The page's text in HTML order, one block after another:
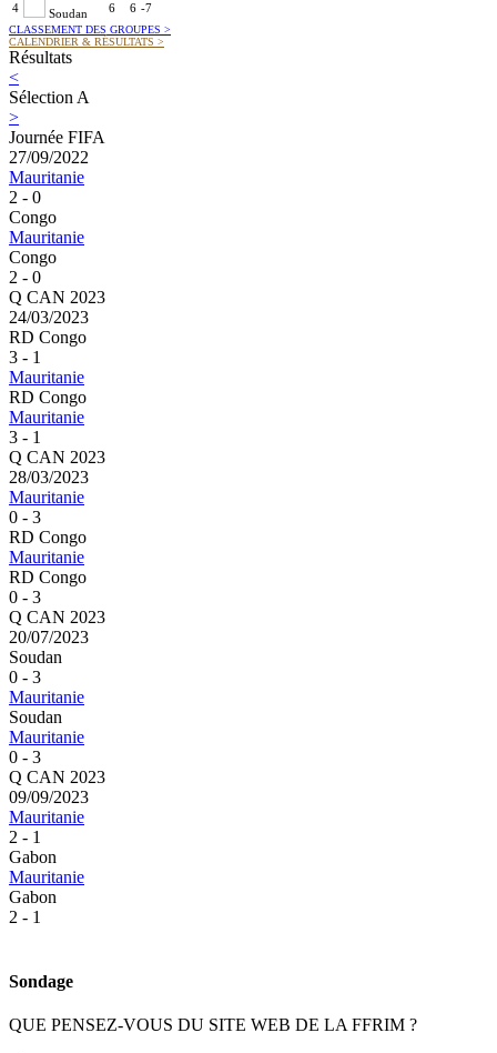
4 Soudan 6 6 -7
CLASSEMENT DES GROUPES >
CALENDRIER & RÉSULTATS >
Résultats
<
Sélection A
>
Journée FIFA
27/09/2022
Mauritanie
2 - 0
Congo
Mauritanie
Congo
2 - 0
Q CAN 2023
24/03/2023
RD Congo
3 - 1
Mauritanie
RD Congo
Mauritanie
3 - 1
Q CAN 2023
28/03/2023
Mauritanie
0 - 3
RD Congo
Mauritanie
RD Congo
0 - 3
Q CAN 2023
20/07/2023
Soudan
0 - 3
Mauritanie
Soudan
Mauritanie
0 - 3
Q CAN 2023
09/09/2023
Mauritanie
2 - 1
Gabon
Mauritanie
Gabon
2 - 1
Sondage
QUE PENSEZ-VOUS DU SITE WEB DE LA FFRIM ?